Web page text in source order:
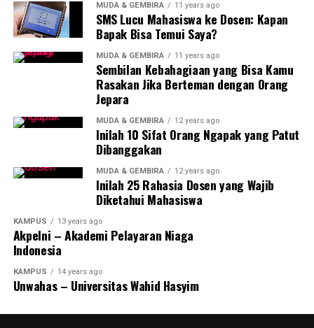
kami? Kontak Rosi: 0812-3826-1313
MUDA & GEMBIRA 11 years ago
SMS Lucu Mahasiswa ke Dosen: Kapan
Bapak Bisa Temui Saya?
MUDA & GEMBIRA 11 years ago
Sembilan Kebahagiaan yang Bisa Kamu
Rasakan Jika Berteman dengan Orang
Jepara
MUDA & GEMBIRA 12 years ago
Inilah 10 Sifat Orang Ngapak yang Patut
Dibanggakan
MUDA & GEMBIRA 12 years ago
Inilah 25 Rahasia Dosen yang Wajib
Diketahui Mahasiswa
KAMPUS 13 years ago
Akpelni – Akademi Pelayaran Niaga
Indonesia
KAMPUS 14 years ago
Unwahas – Universitas Wahid Hasyim